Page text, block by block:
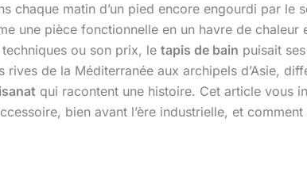
chaque matin d’un pied encore engourdi par le
une pièce fonctionnelle en un havre de
ou son prix, le tapis de bain puisait
de la Méditerranée aux archipels d’Asie,
qui racontent une histoire. Cet article vous
bien avant l’ère industrielle, et comment